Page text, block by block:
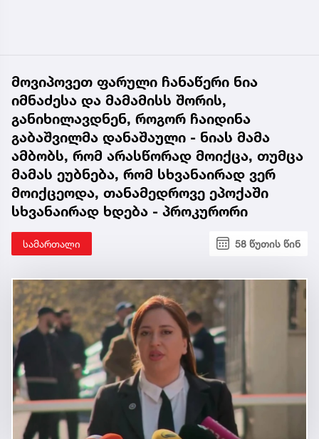
მოვიპოვეთ ფარული ჩანაწერი ნია
იმნაძესა და მამამისს შორის,
განიხილავდნენ, როგორ ჩაიდინა
გაბაშვილმა დანაშაული - ნიას მამა
ამბობს, რომ არასწორად მოიქცა, თუმცა
მამას ეუბნება, რომ სხვანაირად ვერ
მოიქცეოდა, თანამედროვე ეპოქაში
სხვანაირად ხდება - პროკურორი
სამართალი 58 წუთის წინ